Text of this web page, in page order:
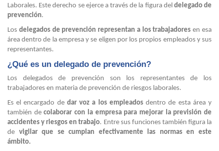
Laborales. Este derecho se ejerce a través de la figura del delegado de
prevención.
Los delegados de prevención representan a los trabajadores en esa
área dentro de la empresa y se eligen por los propios empleados y sus
representantes.
¿Qué es un delegado de prevención?
Los delegados de prevención son los representantes de los
trabajadores en materia de prevención de riesgos laborales.
Es el encargado de dar voz a los empleadosdentro de esta área y
también decolaborar con la empresa para mejorar la previsión de
accidentes y riesgos en trabajo. Entre sus funciones también figura la
de vigilar que se cumplan efectivamente las normas en este
ámbito.